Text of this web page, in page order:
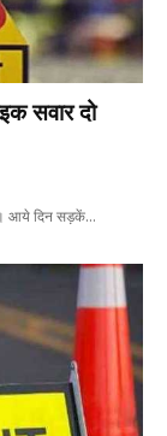
सवार दो
आये दिन सड़कें…